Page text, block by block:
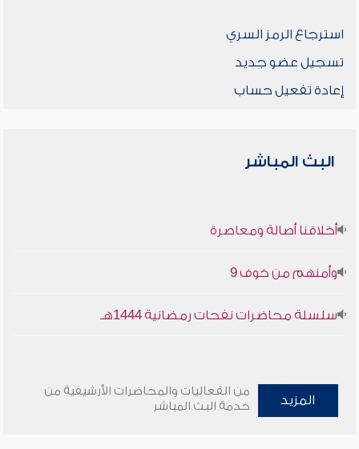
استرجاع الرمز السري
تسجيل عضو جديد
إعادة تفعيل حساب
البث المباشر
أخلاقنا أصالة ومعاصرة
وأمنهم من خوف 9
سلسلة محاضرات نفحات رمضانية 1444هـ
المزيد
من الفعاليات والمحاضرات الأرشيفية من
خدمة البث المباشر